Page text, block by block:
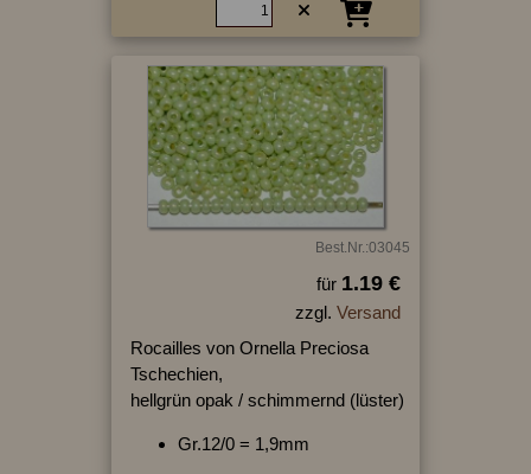
Best.Nr.:03045
für 1.19 €
zzgl. Versand
Rocailles von Ornella Preciosa
Tschechien,
hellgrün opak / schimmernd (lüster)
Gr.12/0 = 1,9mm